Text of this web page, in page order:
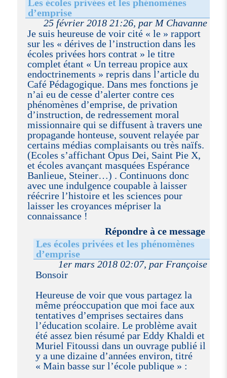
Les écoles privées et les phénomènes
d’emprise
25 février 2018 21:26, par M Chavanne
Je suis heureuse de voir cité « le » rapport
sur les « dérives de l’instruction dans les
écoles privées hors contrat » le titre
complet étant « Un terreau propice aux
endoctrinements » repris dans l’article du
Café Pédagogique. Dans mes fonctions je
n’ai eu de cesse d’alerter contre ces
phénomènes d’emprise, de privation
d’instruction, de redressement moral
missionnaire qui se diffusent à travers une
propagande honteuse, souvent relayée par
certains médias complaisants ou très naïfs.
(Ecoles s’affichant Opus Dei, Saint Pie X,
et écoles avançant masquées Espérance
Banlieue, Steiner…) . Continuons donc
avec une indulgence coupable à laisser
réécrire l’histoire et les sciences pour
laisser les croyances mépriser la
connaissance !
Répondre à ce message
Les écoles privées et les phénomènes
d’emprise
1er mars 2018 02:07, par Françoise
Bonsoir
Heureuse de voir que vous partagez la
même préoccupation que moi face aux
tentatives d’emprises sectaires dans
l’éducation scolaire. Le problème avait
été assez bien résumé par Eddy Khaldi et
Muriel Fitoussi dans un ouvrage publié il
y a une dizaine d’années environ, titré
« Main basse sur l’école publique » :